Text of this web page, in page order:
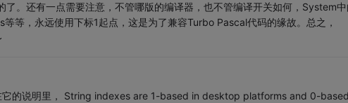
。还有一点需要注意，不管哪版的编译器，也不管编译开关如何，System中
等，永远使用下标1起点，这是为了兼容Turbo Pascal代码的缘故。总之，
的说明里， String indexes are 1-based in desktop platforms and 0-